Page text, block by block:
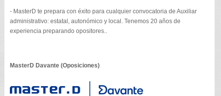
- MasterD te prepara con éxito para cualquier convocatoria de Auxiliar
administrativo: estatal, autonómico y local. Tenemos 20 años de
experiencia preparando opositores..
MasterD Davante (Oposiciones)